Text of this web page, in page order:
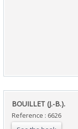
‎BOUILLET (J.-B.).‎
Reference : 6626